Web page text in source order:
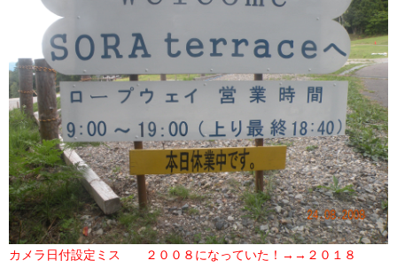
カメラ日付設定ミス ２００８になっていた！→→２０１８